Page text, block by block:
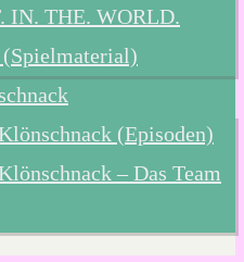
IN. THE. WORLD.
(Episoden)
– Das Team